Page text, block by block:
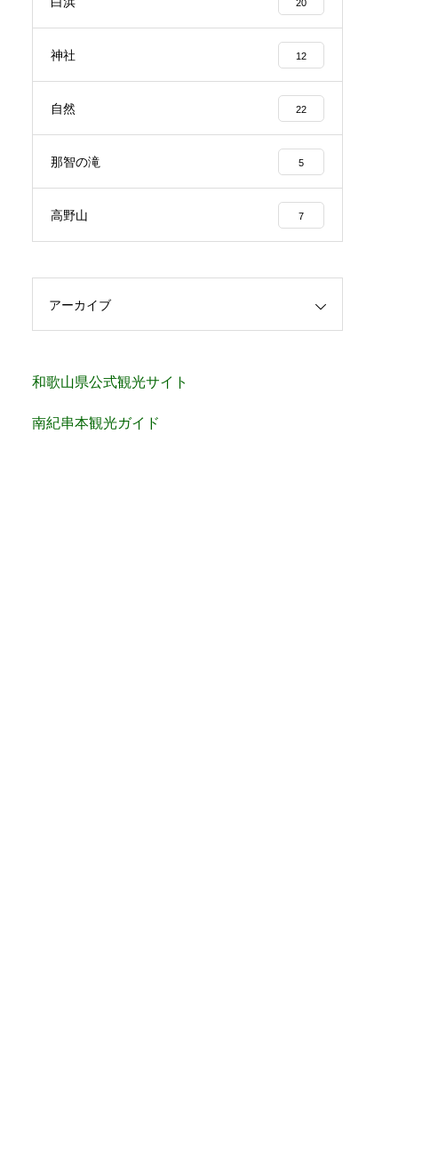
20
神社 12
自然 22
那智の滝 5
高野山 7
アーカイブ
和歌山県公式観光サイト
南紀串本観光ガイド